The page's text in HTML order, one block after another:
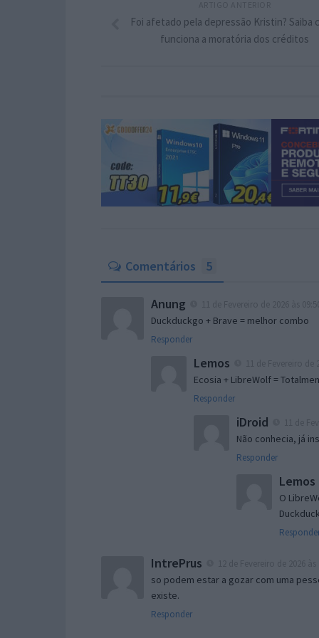
Foi afetado pela depressão Kristin? Saiba
funciona a moratória dos créditos
Comentários 5
Anung
Duckduckgo + Brave = melhor combo
Responder
Lemos
Ecosia + LibreWolf =
Responder
iDroid
Não conhecia, já
Responder
Lemos
O
IntrePrus
so podem estar a gozar com uma
existe.
Responder